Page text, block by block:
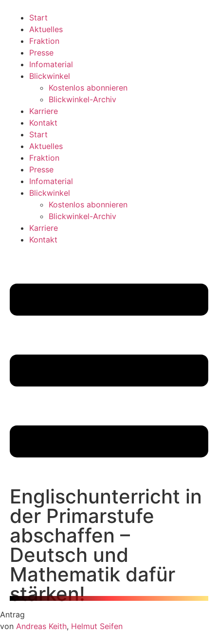
wechseln
Start
Aktuelles
Fraktion
Presse
Infomaterial
Blickwinkel
Kostenlos abonnieren
Blickwinkel-Archiv
Karriere
Kontakt
Start
Aktuelles
Fraktion
Presse
Infomaterial
Blickwinkel
Kostenlos abonnieren
Blickwinkel-Archiv
Karriere
Kontakt
Englischunterricht in
der Primarstufe
abschaffen –
Deutsch und
Mathematik dafür
stärken!
Antrag
von Andreas Keith, Helmut Seifen